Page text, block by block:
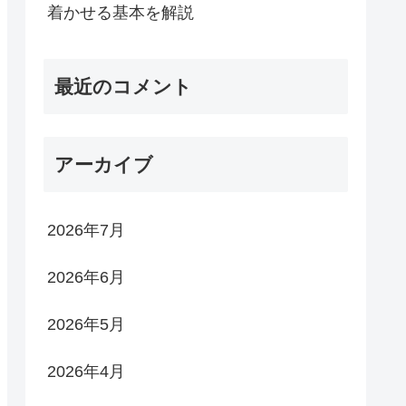
着かせる基本を解説
最近のコメント
アーカイブ
2026年7月
2026年6月
2026年5月
2026年4月